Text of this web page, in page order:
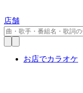
店舗
お店でカラオケ